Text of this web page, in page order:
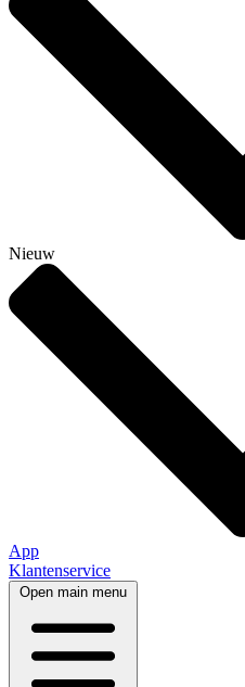
Nieuw
App
Klantenservice
Open main menu